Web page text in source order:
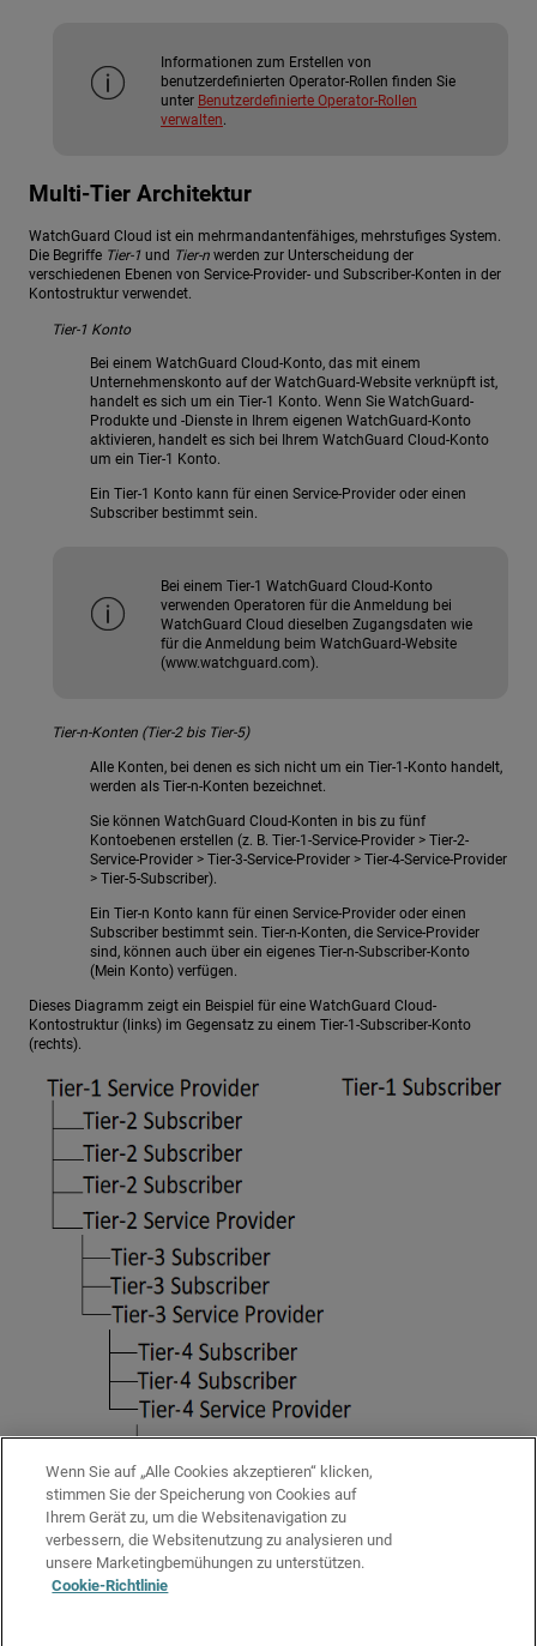
Informationen zum Erstellen von
benutzerdefinierten Operator-Rollen finden Sie
unter Benutzerdefinierte Operator-Rollen
verwalten.
Multi-Tier Architektur
WatchGuard Cloud ist ein mehrmandantenfähiges, mehrstufiges System.
Die Begriffe Tier-1 und Tier-n werden zur Unterscheidung der
verschiedenen Ebenen von Service-Provider- und Subscriber-Konten in der
Kontostruktur verwendet.
Tier-1 Konto
Bei einem WatchGuard Cloud-Konto, das mit einem
Unternehmenskonto auf der WatchGuard-Website verknüpft ist,
handelt es sich um ein Tier-1 Konto. Wenn Sie WatchGuard-
Produkte und -Dienste in Ihrem eigenen WatchGuard-Konto
aktivieren, handelt es sich bei Ihrem WatchGuard Cloud-Konto
um ein Tier-1 Konto.
Ein Tier-1 Konto kann für einen Service-Provider oder einen
Subscriber bestimmt sein.
Bei einem Tier-1 WatchGuard Cloud-Konto
verwenden Operatoren für die Anmeldung bei
WatchGuard Cloud dieselben Zugangsdaten wie
für die Anmeldung beim WatchGuard-Website
(www.watchguard.com).
Tier-n-Konten (Tier-2 bis Tier-5)
Alle Konten, bei denen es sich nicht um ein Tier-1-Konto handelt,
werden als Tier-n-Konten bezeichnet.
Sie können WatchGuard Cloud-Konten in bis zu fünf
Kontoebenen erstellen (z. B. Tier-1-Service-Provider > Tier-2-
Service-Provider > Tier-3-Service-Provider > Tier-4-Service-Provider
> Tier-5-Subscriber).
Ein Tier-n Konto kann für einen Service-Provider oder einen
Subscriber bestimmt sein. Tier-n-Konten, die Service-Provider
sind, können auch über ein eigenes Tier-n-Subscriber-Konto
(Mein Konto) verfügen.
Dieses Diagramm zeigt ein Beispiel für eine WatchGuard Cloud-
Kontostruktur (links) im Gegensatz zu einem Tier-1-Subscriber-Konto
(rechts).
Ähnliche Themen
WatchGuard Cloud für Service-Provider
WatchGuard Cloud-Operatoren und -Rollen verwalten
Wenn Sie auf „Alle Cookies akzeptieren“ klicken,
stimmen Sie der Speicherung von Cookies auf
Ihrem Gerät zu, um die Websitenavigation zu
verbessern, die Websitenutzung zu analysieren und
unsere Marketingbemühungen zu unterstützen.
Cookie-Richtlinie